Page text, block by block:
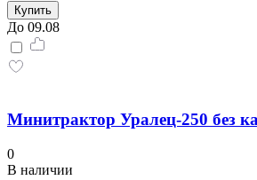
Купить
До 09.08
Минитрактор Уралец-250 без
0
В наличии